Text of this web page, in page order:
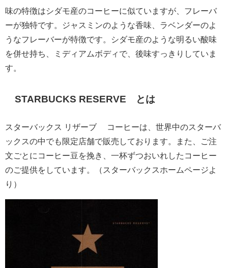
味の特徴はシダモ産のコーヒーに似ていますが、フレーバ
ーが独特です。ジャスミンのような香味、ラベンダーのよ
うなフレーバーが特徴です。シダモ産のような明るい酸味
を併せ持ち、ミディアムボディで、後味すっきりしていま
す。
STARBUCKS RESERVE®とは
スターバックス リザーブ® コーヒーは、世界中のスターバ
ックスの中でも限定店舗で販売しております。また、ご注
文ごとにコーヒー豆を挽き、一杯ずつおいれしたコーヒー
のご提供をしています。（スターバックスホームページよ
り）